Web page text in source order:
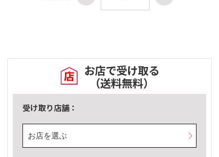
お店で受け取る
（送料無料）
受け取り店舗：
お店を選ぶ